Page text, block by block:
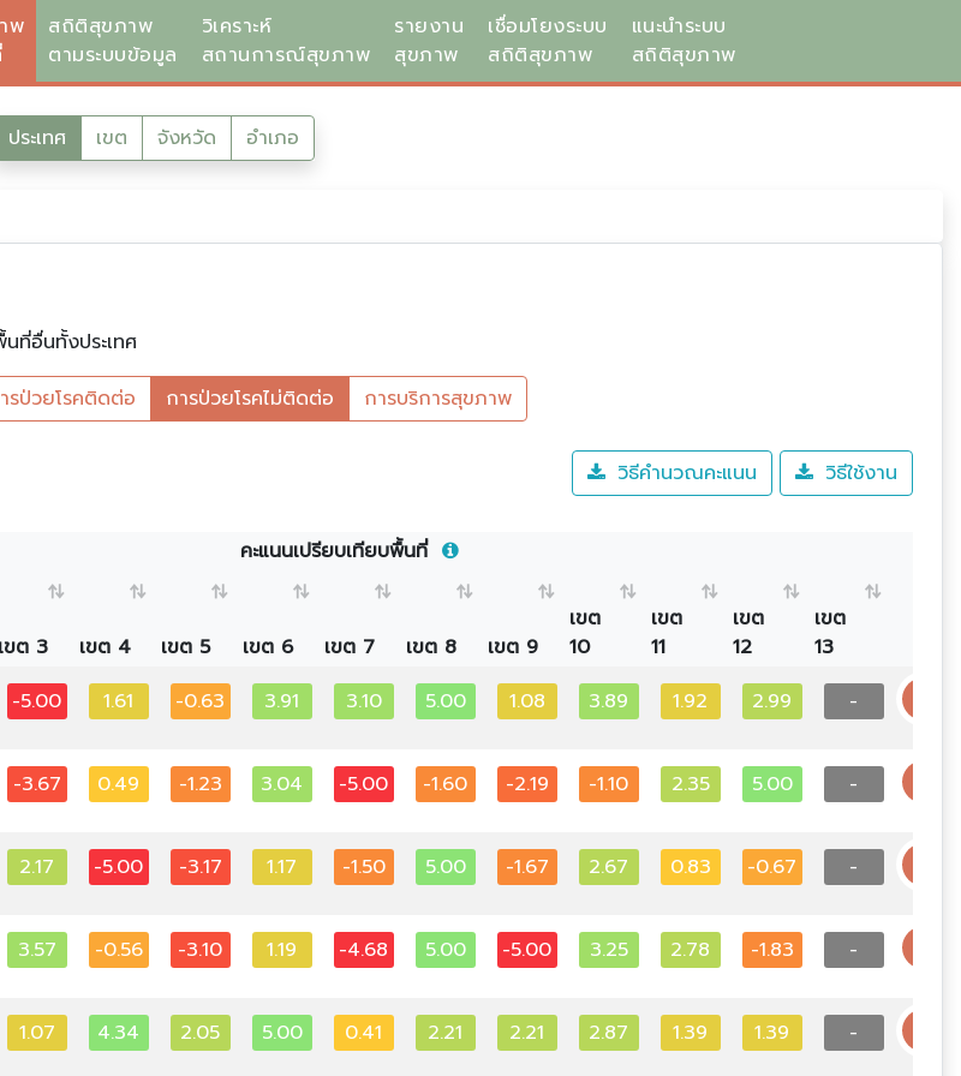
พ
สถิติสุขภาพ
ตามระบบข้อมูล
วิเคราะห์
สถานการณ์สุขภาพ
รายงาน
สุขภาพ
เชื่อมโยงระบบ
สถิติสุขภาพ
แนะนำระบบ
สถิติสุขภาพ
ประเทศ เขต จังหวัด อำเภอ
ที่อื่นทั้งประเทศ
รป่วยโรคติดต่อ การป่วยโรคไม่ติดต่อ การบริการสุขภาพ
วิธีคำนวณคะแนน วิธีใช้งาน
คะแนนเปรียบเทียบพื้นที่
เขต 3 เขต 4 เขต 5 เขต 6 เขต 7 เขต 8 เขต 9
เขต
10
เขต
11
เขต
12
เขต
13
-5.00 1.61 -0.63 3.91 3.10 5.00 1.08 3.89 1.92 2.99 -
-3.67 0.49 -1.23 3.04 -5.00 -1.60 -2.19 -1.10 2.35 5.00 -
2.17 -5.00 -3.17 1.17 -1.50 5.00 -1.67 2.67 0.83 -0.67 -
3.57 -0.56 -3.10 1.19 -4.68 5.00 -5.00 3.25 2.78 -1.83 -
1.07 4.34 2.05 5.00 0.41 2.21 2.21 2.87 1.39 1.39 -